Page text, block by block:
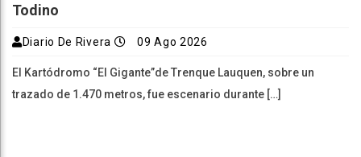
Todino
Diario De Rivera 09 Ago 2026
El Kartódromo “El Gigante”de Trenque Lauquen, sobre un
trazado de 1.470 metros, fue escenario durante […]